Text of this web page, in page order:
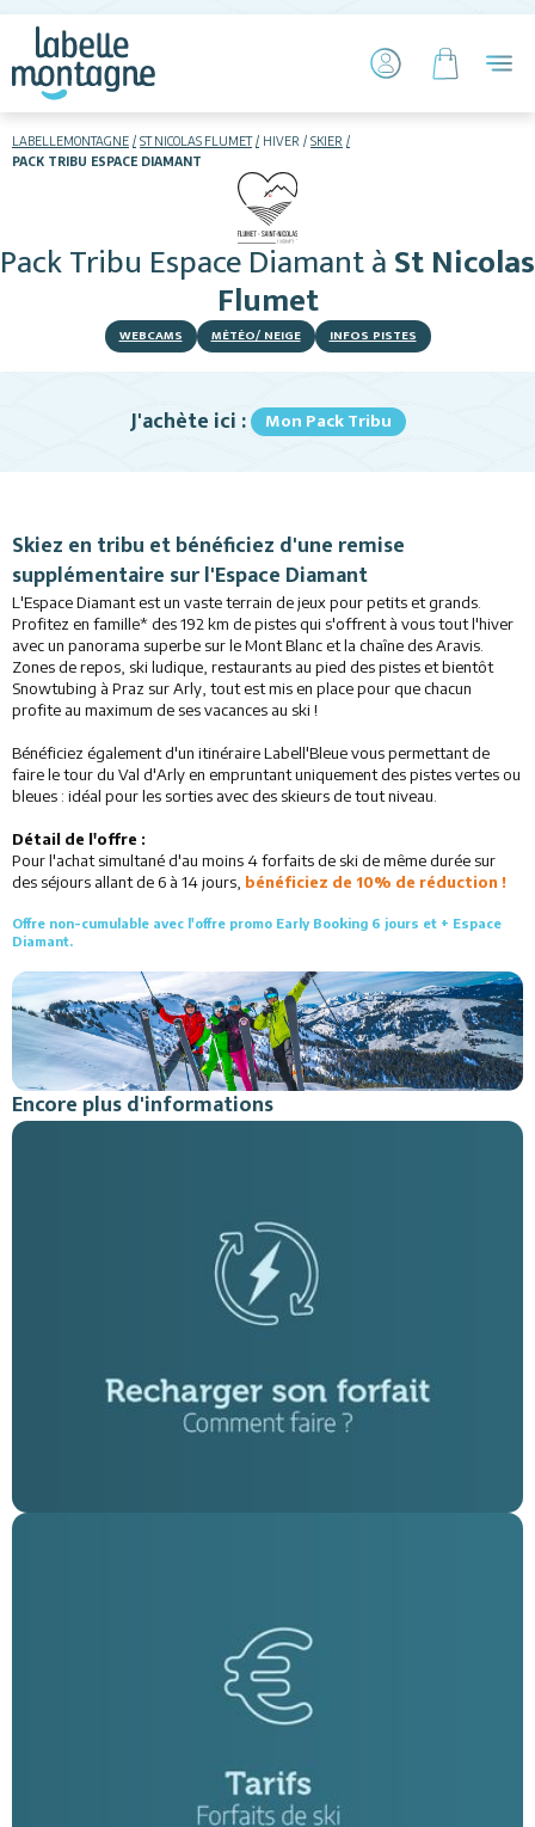
LABELLEMONTAGNE ST NICOLAS FLUMET HIVER
SKIER
PACK TRIBU ESPACE DIAMANT
Pack Tribu Espace DiamantàSt Nicolas
Flumet
WEBCAMS MÉTÉO/ NEIGE INFOS PISTES
Skier
Hébergements
Activités
Services
Animations
J'achète ici : Mon Pack Tribu
Skiez en tribu et bénéficiez d'une remise
supplémentaire surl'Espace Diamant
L'Espace Diamant est un vaste terrain de jeux pour petits et grands.
Profitez en famille* des 192 km de pistes qui s'offrent à vous tout l'hiver
avec un panorama superbe sur le Mont Blanc et la chaîne des Aravis.
Zones de repos, ski ludique, restaurants au pied des pistes et bientôt
Snowtubing à Praz sur Arly, tout est mis en place pour que chacun
profite au maximum de ses vacances au ski !
Bénéficiez également d'un itinéraire Labell'Bleue vous permettant de
faire le tour du Val d'Arly en empruntant uniquement des pistes vertes ou
bleues : idéal pour les sorties avec des skieurs de tout niveau.
Détail de l'offre :
Pour l'achat simultané d'au moins 4 forfaits de ski de même durée sur
des séjours allant de 6 à 14 jours, bénéficiez de 10% de réduction !
Offre non-cumulable avec l'offre promo Early Booking 6 jours et + Espace
Diamant.
Encore plus d'informations